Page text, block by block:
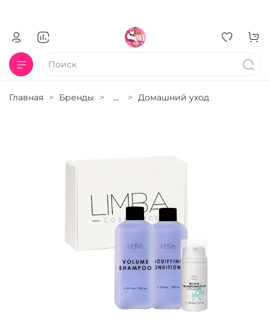
Главная Бренды ... Домашний уход